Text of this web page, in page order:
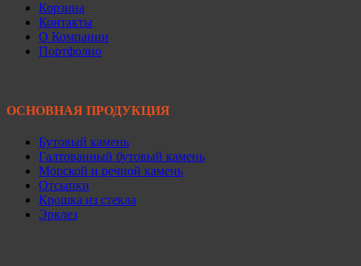
Корзина
Контакты
О Компании
Портфолио
ОСНОВНАЯ ПРОДУКЦИЯ
Бутовый камень
Галтованный бутовый камень
Морской и речной камень
Отсыпки
Крошка из стекла
Эрклез